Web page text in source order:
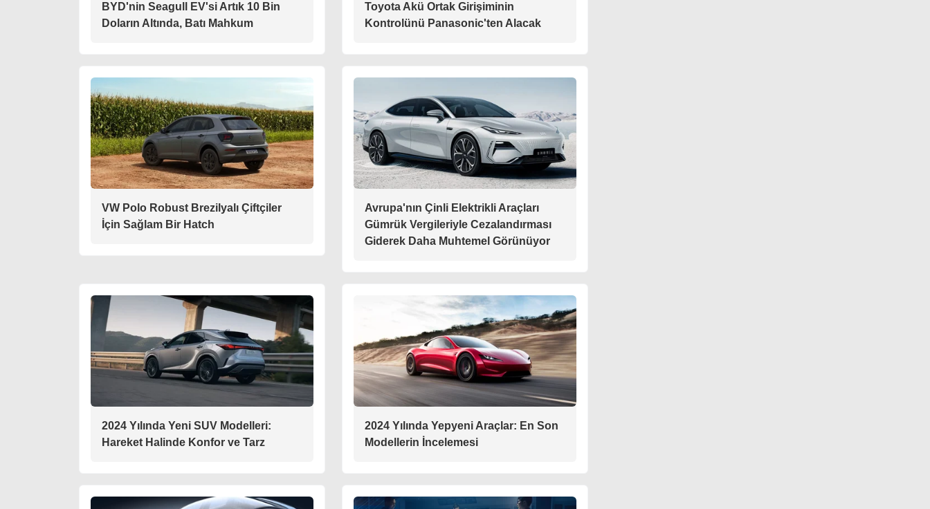
BYD'nin Seagull EV'si Artık 10 Bin
Doların Altında, Batı Mahkum
Toyota Akü Ortak Girişiminin
Kontrolünü Panasonic'ten Alacak
VW Polo Robust Brezilyalı Çiftçiler
İçin Sağlam Bir Hatch
Avrupa'nın Çinli Elektrikli Araçları
Gümrük Vergileriyle Cezalandırması
Giderek Daha Muhtemel Görünüyor
2024 Yılında Yeni SUV Modelleri:
Hareket Halinde Konfor ve Tarz
2024 Yılında Yepyeni Araçlar: En Son
Modellerin İncelemesi